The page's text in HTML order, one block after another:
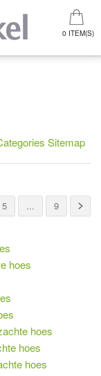
0 ITEM(S)
Sitemap
5 ... 9
hoes
hoes
hoes
hoes